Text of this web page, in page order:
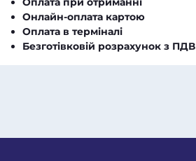
Онлайн-оплата картою
Оплата в терміналі
Безготівковій розрахунок з ПДВ